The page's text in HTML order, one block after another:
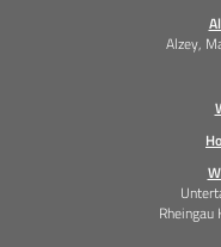
Alzey,
Rheingau